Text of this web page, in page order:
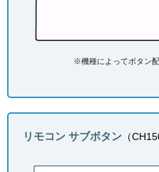
※機種によってボタン
リモコン サブボタン （